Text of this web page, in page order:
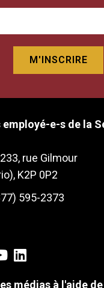
e-s de la
rue Gilmour
K2P 0P2
595-2373
médias à l'aide